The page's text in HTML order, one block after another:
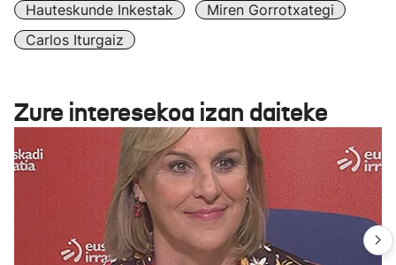
Hauteskunde Inkestak
Miren Gorrotxategi
Carlos Iturgaiz
Zure interesekoa izan daiteke